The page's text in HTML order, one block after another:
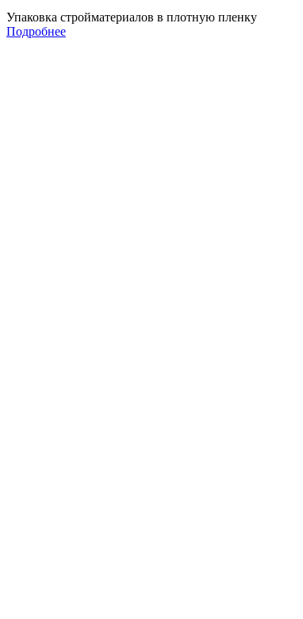
Упаковка стройматериалов в плотную пленку
Подробнее